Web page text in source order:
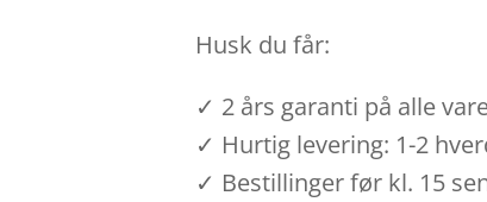
Husk du får:
✓ 2 års garanti på alle
✓ Hurtig levering: 1-2
✓ Bestillinger før kl. 15